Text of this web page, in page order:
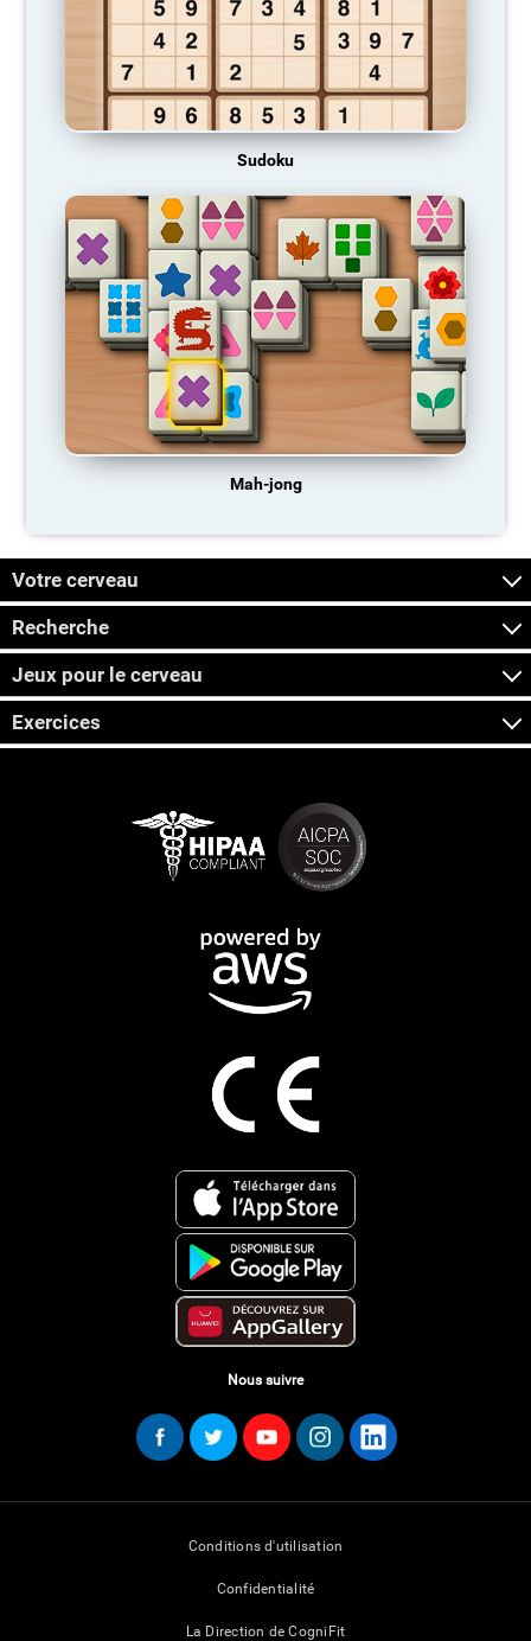
Sudoku
Mah-jong
Votre cerveau
Recherche
Jeux pour le cerveau
Exercices
Nous suivre
Conditions d'utilisation
Confidentialité
La Direction de CogniFit